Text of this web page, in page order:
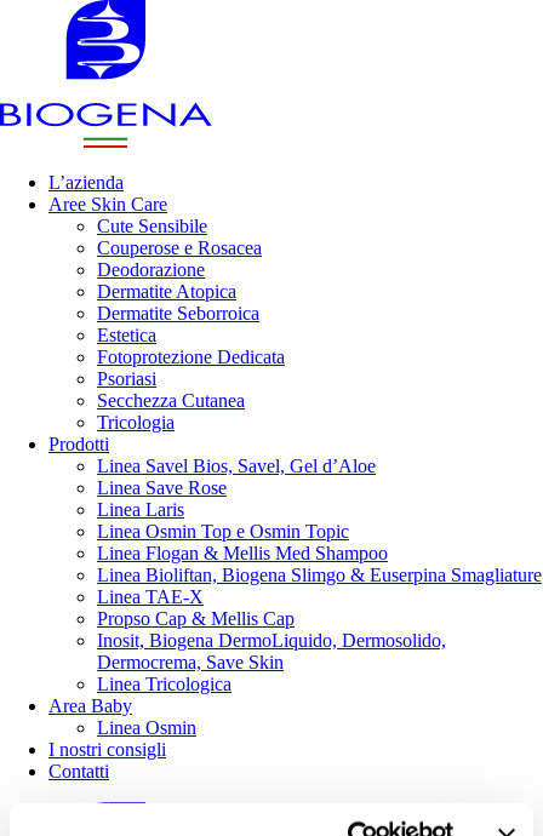
L’azienda
Aree Skin Care
Cute Sensibile
Couperose e Rosacea
Deodorazione
Dermatite Atopica
Dermatite Seborroica
Estetica
Fotoprotezione Dedicata
Psoriasi
Secchezza Cutanea
Tricologia
Prodotti
Linea Savel Bios, Savel, Gel d’Aloe
Linea Save Rose
Linea Laris
Linea Osmin Top e Osmin Topic
Linea Flogan & Mellis Med Shampoo
Linea Bioliftan, Biogena Slimgo & Euserpina Smagliature
Linea TAE-X
Propso Cap & Mellis Cap
Inosit, Biogena DermoLiquido, Dermosolido,
Dermocrema, Save Skin
Linea Tricologica
Area Baby
Linea Osmin
I nostri consigli
Contatti